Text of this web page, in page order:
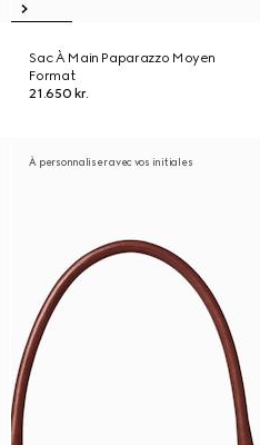
Sac À Main Paparazzo Moyen
Format
21.650 kr.
À personnaliser avec vos initiales